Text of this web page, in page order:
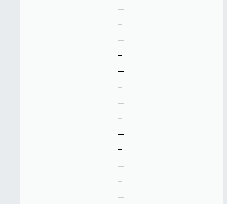
--
-
--
-
--
-
--
-
--
-
--
-
--